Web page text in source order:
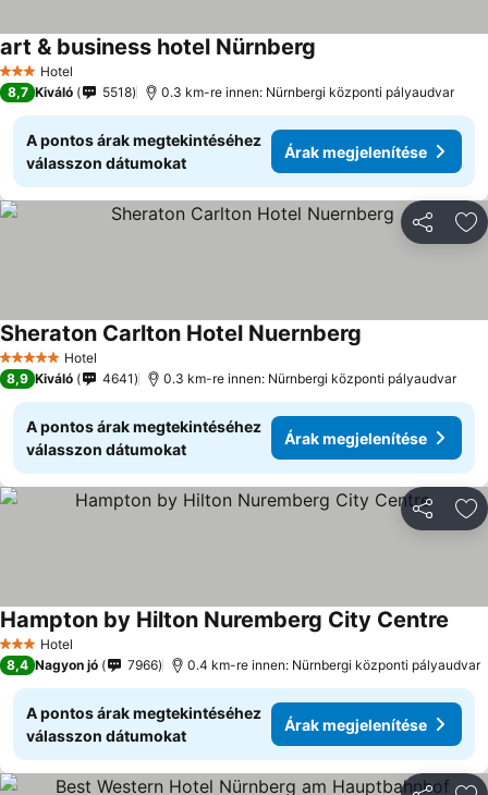
3 Kategória
Hotel
art & business hotel Nürnberg
8,7 Kiváló 5518 0.3 km-re innen: Nürnbergi központi pályaudvar
A pontos árak megtekintéséhez
válasszon dátumokat
Árak megjelenítése
5 KategóriaHotel
Sheraton Carlton Hotel Nuernberg
8,9 Kiváló 4641 0.3 km-re innen: Nürnbergi központi pályaudvar
A pontos árak megtekintéséhez
válasszon dátumokat
Árak megjelenítése
3 Kategória
Hotel
Hampton by Hilton Nuremberg City Centre
8,4 Nagyon jó 7966 0.4 km-re innen: Nürnbergi központi pályaudvar
A pontos árak megtekintéséhez
válasszon dátumokat
Árak megjelenítése